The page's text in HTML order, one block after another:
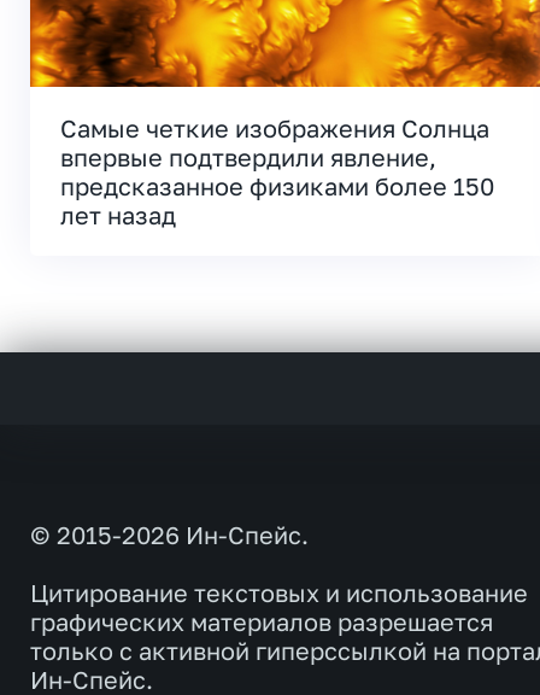
Самые четкие изображения Солнца
впервые подтвердили явление,
предсказанное физиками более 150
лет назад
© 2015-2026 Ин-Спейс.
Цитирование текстовых и использование
графических материалов разрешается
только с активной гиперссылкой на
Ин-Спейс.